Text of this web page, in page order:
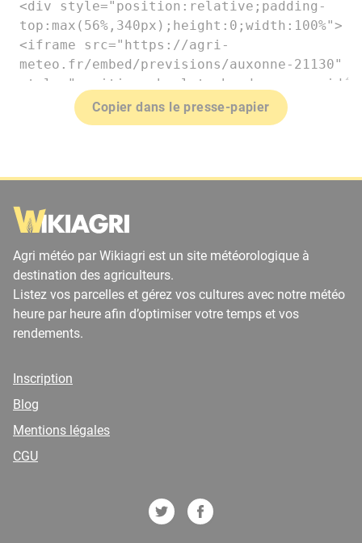
Copier dans le presse-papier
Agri météo par Wikiagri est un site météorologique à
destination des agriculteurs.
Listez vos parcelles et gérez vos cultures avec notre météo
heure par heure afin d’optimiser votre temps et vos
rendements.
Inscription
Blog
Mentions légales
CGU